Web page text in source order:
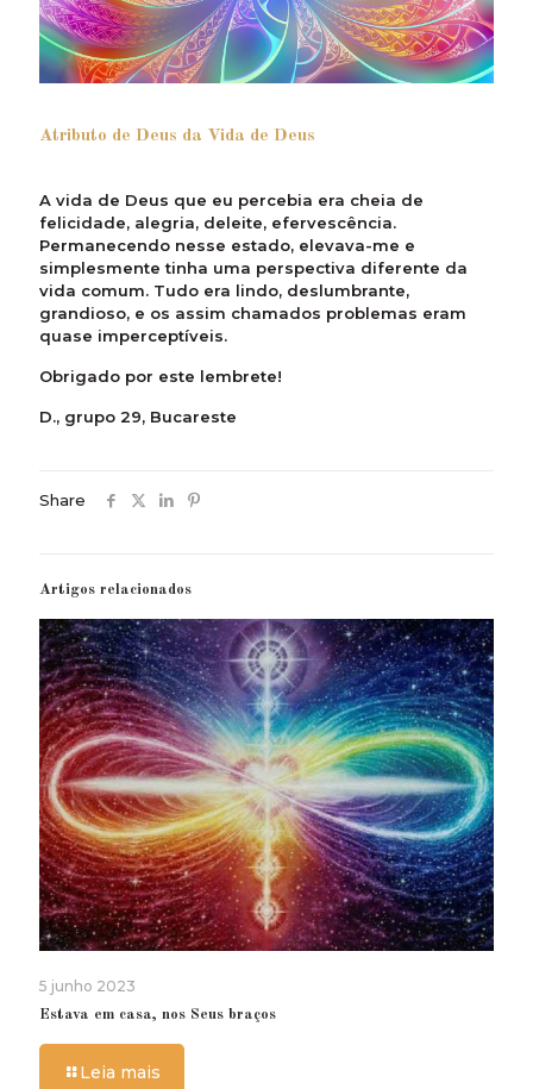
Atributo de Deus da Vida de Deus
A vida de Deus que eu percebia era cheia de
felicidade, alegria, deleite, efervescência.
Permanecendo nesse estado, elevava-me e
simplesmente tinha uma perspectiva diferente da
vida comum. Tudo era lindo, deslumbrante,
grandioso, e os assim chamados problemas eram
quase imperceptíveis.
Obrigado por este lembrete!
D., grupo 29, Bucareste
Share
Artigos relacionados
5 junho 2023
Estava em casa, nos Seus braços
Leia mais